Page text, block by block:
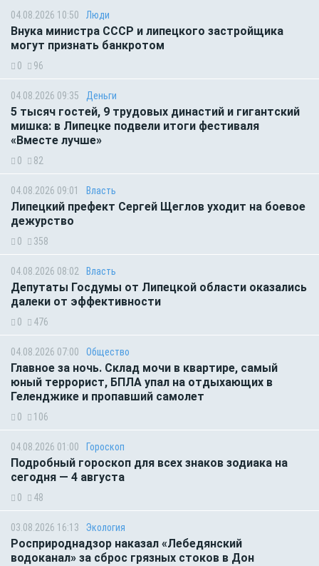
04.08.2026 10:50 Люди
Внука министра СССР и липецкого застройщика
могут признать банкротом
0 96
04.08.2026 09:35 Деньги
5 тысяч гостей, 9 трудовых династий и гигантский
мишка: в Липецке подвели итоги фестиваля
«Вместе лучше»
0 82
04.08.2026 09:01 Власть
Липецкий префект Сергей Щеглов уходит на боевое
дежурство
0 358
04.08.2026 08:02 Власть
Депутаты Госдумы от Липецкой области оказались
далеки от эффективности
0 476
04.08.2026 07:00 Общество
Главное за ночь. Склад мочи в квартире, самый
юный террорист, БПЛА упал на отдыхающих в
Геленджике и пропавший самолет
0 106
04.08.2026 01:00 Гороскоп
Подробный гороскоп для всех знаков зодиака на
сегодня — 4 августа
0 48
03.08.2026 16:13 Экология
Росприроднадзор наказал «Лебедянский
водоканал» за сброс грязных стоков в Дон